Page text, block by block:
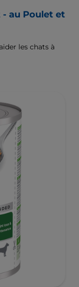
au Poulet et
les chats à